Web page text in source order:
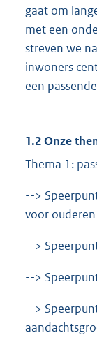
gaat om
met een
streven we
inwoners
een
1.2 Onze
Thema 1:
-->
voor ouderen
-->
-->
-->